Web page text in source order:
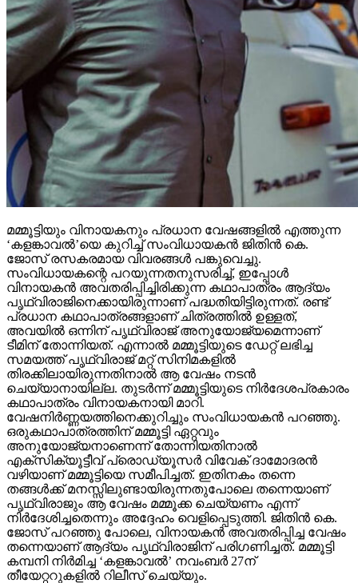
മമ്മൂട്ടിയും വിനായകനും പ്രധാന വേഷങ്ങളില്‍ എത്തുന്ന
‘കളങ്കാവല്‍’യെ കുറിച്ച് സംവിധായകന്‍ ജിതിന്‍ കെ.
ജോസ് രസകരമായ വിവരങ്ങള്‍ പങ്കുവെച്ചു.
സംവിധായകന്റെ പറയുന്നതനുസരിച്ച്, ഇപ്പോള്‍
വിനായകന്‍ അവതരിപ്പിച്ചിരിക്കുന്ന കഥാപാത്രം ആദ്യം
പൃഥ്വിരാജിനെക്കായിരുന്നാണ് പദ്ധതിയിട്ടിരുന്നത്. രണ്ട്
പ്രധാന കഥാപാത്രങ്ങളാണ് ചിത്രത്തില്‍ ഉള്ളത്,
അവയില്‍ ഒന്നിന് പൃഥ്വിരാജ് അനുയോജ്യമെന്നാണ്
ടീമിന് തോന്നിയത്. എന്നാല്‍ മമ്മൂട്ടിയുടെ ഡേറ്റ് ലഭിച്ച
സമയത്ത് പൃഥ്വിരാജ് മറ്റ് സിനിമകളില്‍
തിരക്കിലായിരുന്നതിനാല്‍ ആ വേഷം നടന്‍
ചെയ്യാനായില്ല. തുടര്‍ന്ന് മമ്മൂട്ടിയുടെ നിര്‍ദേശപ്രകാരം
കഥാപാത്രം വിനായകനായി മാറി.
വേഷനിര്‍ണ്ണയത്തിനെക്കുറിച്ചും സംവിധായകന്‍ പറഞ്ഞു.
ഒരുകഥാപാത്രത്തിന് മമ്മൂട്ടി ഏറ്റവും
അനുയോജ്യനാണെന്ന് തോന്നിയതിനാല്‍
എക്‌സിക്യൂട്ടീവ് പ്രൊഡ്യൂസര്‍ വിവേക് ദാമോദരന്‍
വഴിയാണ് മമ്മൂട്ടിയെ സമീപിച്ചത്. ഇതിനകം തന്നെ
തങ്ങള്‍ക്ക് മനസ്സിലുണ്ടായിരുന്നതുപോലെ തന്നെയാണ്
പൃഥ്വിരാജും ആ വേഷം മമ്മൂക്ക ചെയ്യണം എന്ന്
നിര്‍ദേശിച്ചതെന്നും അദ്ദേഹം വെളിപ്പെടുത്തി. ജിതിന്‍ കെ.
ജോസ് പറഞ്ഞു പോലെ, വിനായകന്‍ അവതരിപ്പിച്ച വേഷം
തന്നെയാണ് ആദ്യം പൃഥ്വിരാജിന് പരിഗണിച്ചത്. മമ്മൂട്ടി
കമ്പനി നിര്‍മിച്ച ‘കളങ്കാവല്‍’ നവംബര്‍ 27ന്
തീയേറ്ററുകളില്‍ റിലീസ് ചെയ്യും.